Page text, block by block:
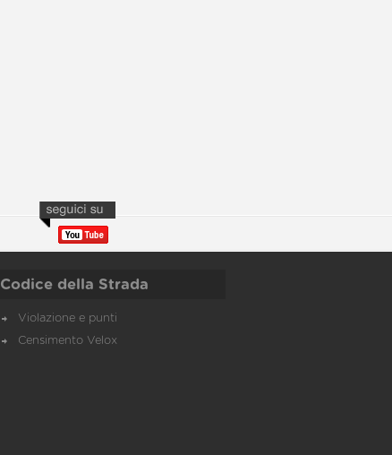
Codice della Strada
Violazione e punti
Censimento Velox